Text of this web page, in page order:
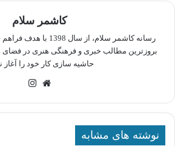
کاشمر سلام
رسانه کاشمر سلام، از
بروزترین مطالب خبری و فرهنگی هنری در فضای
حاشیه سازی کار خود را آغاز
وبسایت
نوشته های مشابه